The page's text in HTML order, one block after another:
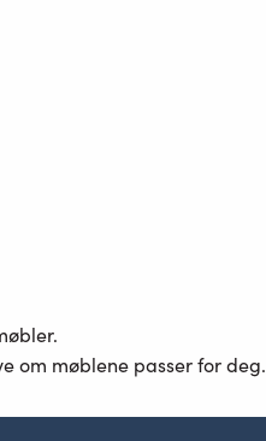
om møblene passer for deg.